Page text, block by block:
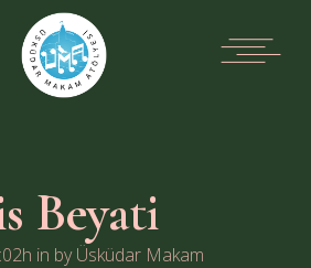
Beyati
in byÜsküdar Makam